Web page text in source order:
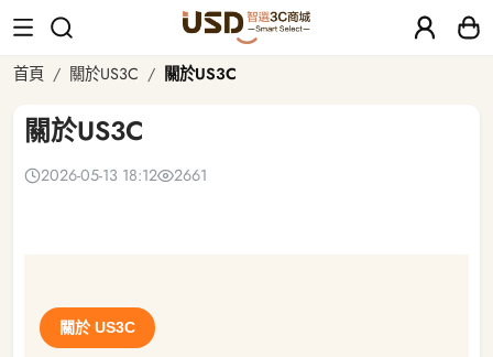
關於US3C
首頁 關於US3C 關於US3C
關於US3C
2026-05-13 18:12 2661
關於 US3C